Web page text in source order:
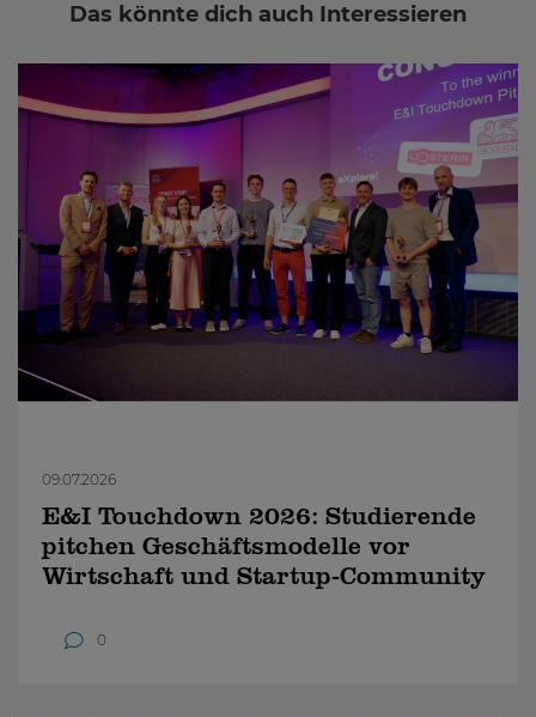
Das könnte dich auch Interessieren
09.07.2026
E&I Touchdown 2026: Studierende
pitchen Geschäftsmodelle vor
Wirtschaft und Startup-Community
0